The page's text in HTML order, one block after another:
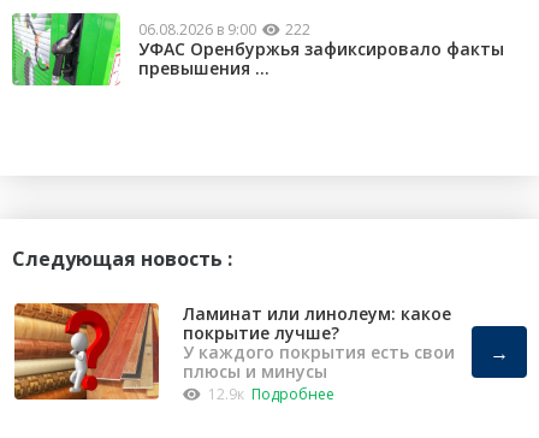
06.08.2026 в 9:00 222
УФАС Оренбуржья зафиксировало факты
превышения ...
Следующая новость :
Ламинат или линолеум: какое
покрытие лучше?
У каждого покрытия есть свои
плюсы и минусы
12.9к Подробнее
→